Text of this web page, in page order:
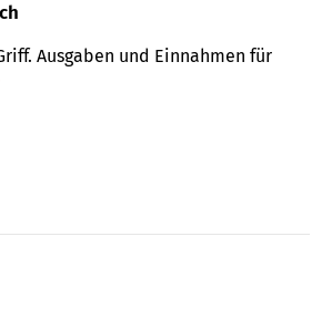
Aus­gaben und Ein­nahmen für